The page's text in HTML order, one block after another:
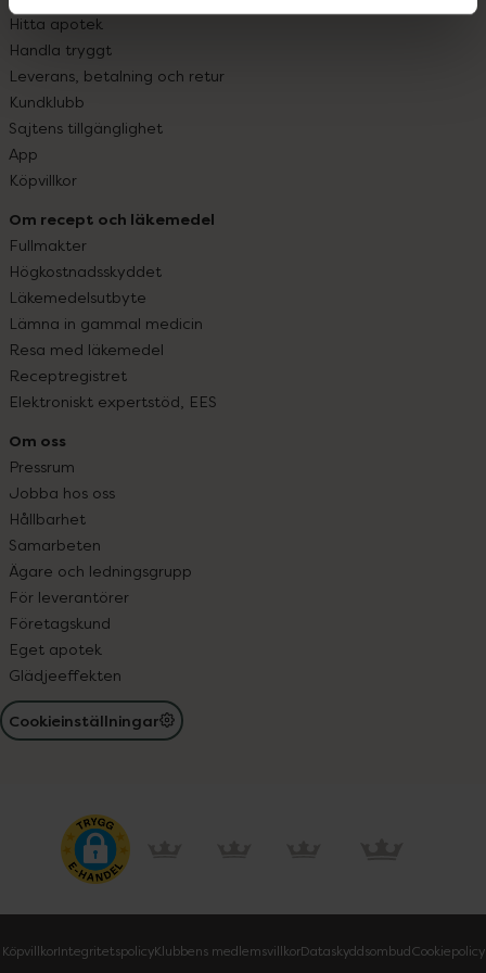
Hitta apotek
Handla tryggt
Leverans, betalning och retur
Kundklubb
Sajtens tillgänglighet
App
Köpvillkor
Om recept och läkemedel
Fullmakter
Högkostnadsskyddet
Läkemedelsutbyte
Lämna in gammal medicin
Resa med läkemedel
Receptregistret
Elektroniskt expertstöd, EES
Om oss
Pressrum
Jobba hos oss
Hållbarhet
Samarbeten
Ägare och ledningsgrupp
För leverantörer
Företagskund
Eget apotek
Glädjeeffekten
Cookieinställningar
KöpvillkorIntegritetspolicyKlubbens medlemsvillkorDataskyddsombudCookiepolicy